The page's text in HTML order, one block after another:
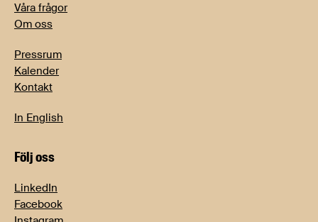
Våra frågor
Om oss
Pressrum
Kalender
Kontakt
In English
Följ oss
LinkedIn
Facebook